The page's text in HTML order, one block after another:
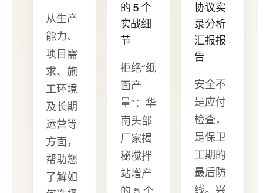
从生产
能力、
项目需
求、施
工环境
及长期
运营等
方面，
帮助您
了解如
的 5 个
实战细
节
拒绝“纸
面产
量”：华
南头部
厂家揭
秘搅拌
站增产
协议实
录分析
汇报报
告
安全不
是应付
检查，
是保卫
工期的
最后防
线。兴